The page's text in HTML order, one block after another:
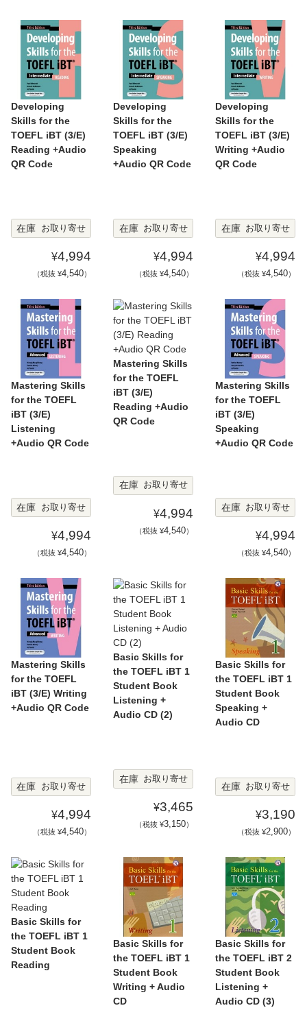
Developing
Skills for the
TOEFL iBT (3/E)
Reading +Audio
QR Code
在庫 お取り寄せ
¥4,994
（税抜 ¥4,540）
Developing
Skills for the
TOEFL iBT (3/E)
Speaking
+Audio QR Code
在庫 お取り寄せ
¥4,994
（税抜 ¥4,540）
Developing
Skills for the
TOEFL iBT (3/E)
Writing +Audio
QR Code
在庫 お取り寄せ
¥4,994
（税抜 ¥4,540）
Mastering Skills
for the TOEFL
iBT (3/E)
Listening
+Audio QR Code
在庫 お取り寄せ
¥4,994
（税抜 ¥4,540）
Mastering Skills
for the TOEFL
iBT (3/E)
Reading +Audio
QR Code
在庫 お取り寄せ
¥4,994
（税抜 ¥4,540）
Mastering Skills
for the TOEFL
iBT (3/E)
Speaking
+Audio QR Code
在庫 お取り寄せ
¥4,994
（税抜 ¥4,540）
Mastering Skills
for the TOEFL
iBT (3/E) Writing
+Audio QR Code
在庫 お取り寄せ
¥4,994
（税抜 ¥4,540）
Basic Skills for
the TOEFL iBT 1
Student Book
Listening +
Audio CD (2)
在庫 お取り寄せ
¥3,465
（税抜 ¥3,150）
Basic Skills for
the TOEFL iBT 1
Student Book
Speaking +
Audio CD
在庫 お取り寄せ
¥3,190
（税抜 ¥2,900）
Basic Skills for
the TOEFL iBT 1
Student Book
Reading
Basic Skills for
the TOEFL iBT 1
Student Book
Writing + Audio
CD
Basic Skills for
the TOEFL iBT 2
Student Book
Listening +
Audio CD (3)